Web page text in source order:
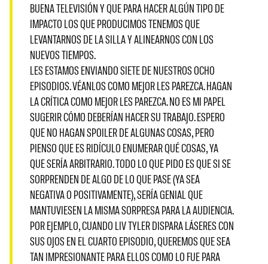
BUENA TELEVISIÓN Y QUE PARA HACER ALGÚN TIPO DE
IMPACTO LOS QUE PRODUCIMOS TENEMOS QUE
LEVANTARNOS DE LA SILLA Y ALINEARNOS CON LOS
NUEVOS TIEMPOS.
LES ESTAMOS ENVIANDO SIETE DE NUESTROS OCHO
EPISODIOS. VÉANLOS COMO MEJOR LES PAREZCA. HAGAN
LA CRÍTICA COMO MEJOR LES PAREZCA. NO ES MI PAPEL
SUGERIR CÓMO DEBERÍAN HACER SU TRABAJO. ESPERO
QUE NO HAGAN SPOILER DE ALGUNAS COSAS, PERO
PIENSO QUE ES RIDÍCULO ENUMERAR QUÉ COSAS, YA
QUE SERÍA ARBITRARIO. TODO LO QUE PIDO ES QUE SI SE
SORPRENDEN DE ALGO DE LO QUE PASE (YA SEA
NEGATIVA O POSITIVAMENTE), SERÍA GENIAL QUE
MANTUVIESEN LA MISMA SORPRESA PARA LA AUDIENCIA.
POR EJEMPLO, CUANDO LIV TYLER DISPARA LÁSERES CON
SUS OJOS EN EL CUARTO EPISODIO, QUEREMOS QUE SEA
TAN IMPRESIONANTE PARA ELLOS COMO LO FUE PARA